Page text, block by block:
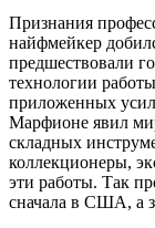
Признания
найфмейкер
предшествовали
технологии
приложенных
Марфионе явил
складных
коллекционеры,
эти работы. Так
сначала в США, а